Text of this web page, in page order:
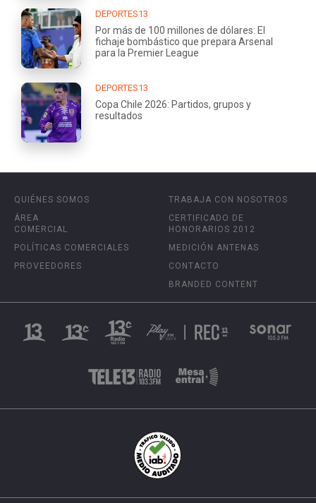
DEPORTES13
Por más de 100 millones de dólares: El
fichaje bombástico que prepara Arsenal
para la Premier League
DEPORTES13
Copa Chile 2026: Partidos, grupos y
resultados
QUIÉNES SOMOS
ÁREA
COMERCIAL
POLÍTICAS COMERCIALES
PROVEEDORES
TRABAJA CON NOSOTROS
CERTIFICADO DE
HONORARIOS 2012
MEDICIÓN ANTENAS
CONTACTO
BRANDED CONTENT